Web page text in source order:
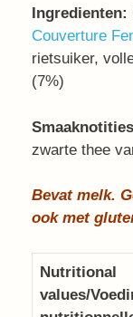
Ingredienten:
Couverture
rietsuiker,
(7%)
zwarte thee
Bevat melk.
ook met
Nutritional
values/